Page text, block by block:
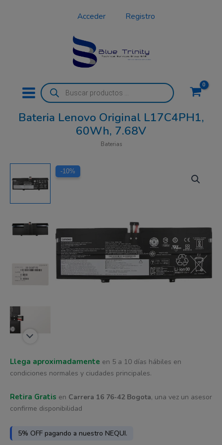
Acceder Registro
Búsqueda
de
productos
Bateria Lenovo Original L17C4PH1,
60Wh, 7.68V
Baterias
-10%
Llega aproximadamente en 5 a 10 días hábiles en
condiciones normales y ciudades principales.
Retira Gratis en Carrera 16 76-42 Bogota, una vez un asesor
confirme disponibilidad
5% OFF pagando a nuestro NEQUI.
El
original
era:
$ 3.129.
es:
$ 2.816.